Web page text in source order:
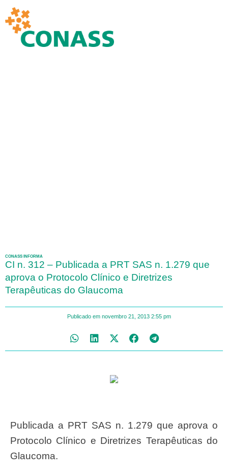
CONASS INFORMA
CI n. 312 – Publicada a PRT SAS n. 1.279 que
aprova o Protocolo Clínico e Diretrizes
Terapêuticas do Glaucoma
Publicado em novembro 21, 2013 2:55 pm
Publicada a PRT SAS n. 1.279 que aprova o
Protocolo Clínico e Diretrizes Terapêuticas do
Glaucoma.